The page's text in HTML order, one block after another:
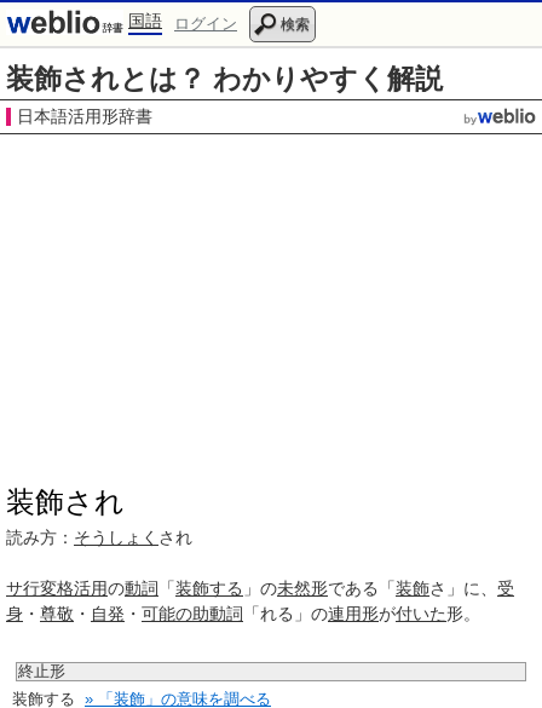
国語 ログイン 検索
装飾されとは？ わかりやすく解説
日本語活用形辞書
装飾され
読み方： そうしょく され
サ行変格活用の動詞 「装飾する 」の未然形である「装飾さ」に、 受
身 ・ 尊敬 ・ 自発 ・ 可能の助動詞 「れる」の連用形が付いた形。
終止形
装飾する » 「装飾」の意味を調べる